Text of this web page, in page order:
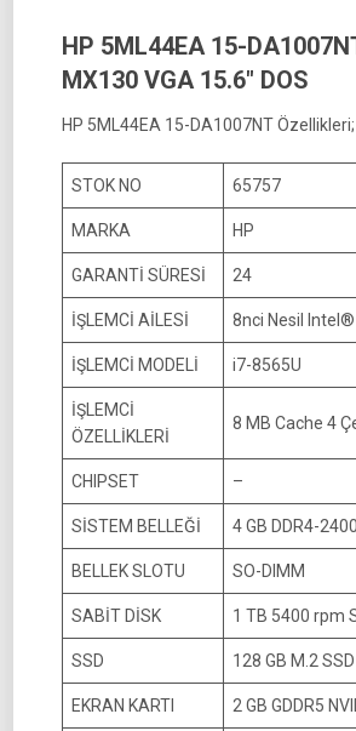
HP 5ML44EA 15-
MX130 VGA 15.6″ DOS
HP 5ML44EA 15-DA1007NT Özellikleri;
STOK NO 65757
MARKA HP
GARANTİ SÜRESİ 24
İŞLEMCİ AİLESİ 8nci Nesil
İŞLEMCİ MODELİ i7-8565U
İŞLEMCİ
ÖZELLİKLERİ
8 MB Cache 4
CHIPSET –
SİSTEM BELLEĞİ 4 GB DDR4-
BELLEK SLOTU SO-DIMM
SABİT DİSK 1 TB 5400 rpm
SSD 128 GB M.2 SSD
EKRAN KARTI 2 GB GDDR5